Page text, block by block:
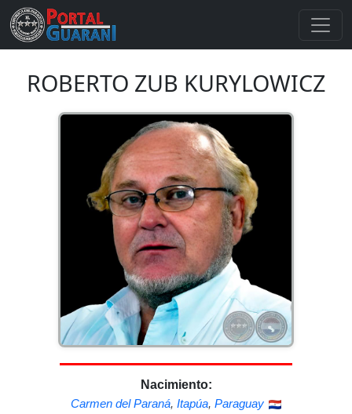
ROBERTO ZUB KURYLOWICZ
Nacimiento:
Carmen del Paraná, Itapúa, Paraguay